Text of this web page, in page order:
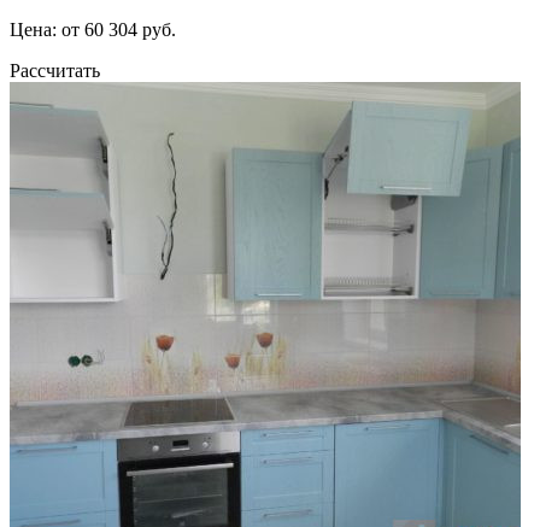
Цена: от 60 304 руб.
Рассчитать